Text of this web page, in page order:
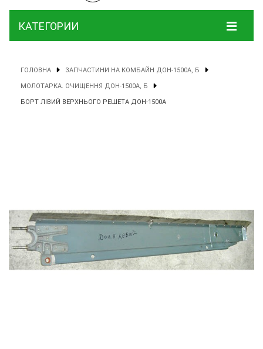
КАТЕГОРИИ
ГОЛОВНА ЗАПЧАСТИНИ НА КОМБАЙН ДОН-1500А, Б
МОЛОТАРКА. ОЧИЩЕННЯ ДОН-1500А, Б
БОРТ ЛІВИЙ ВЕРХНЬОГО РЕШЕТА ДОН-1500А